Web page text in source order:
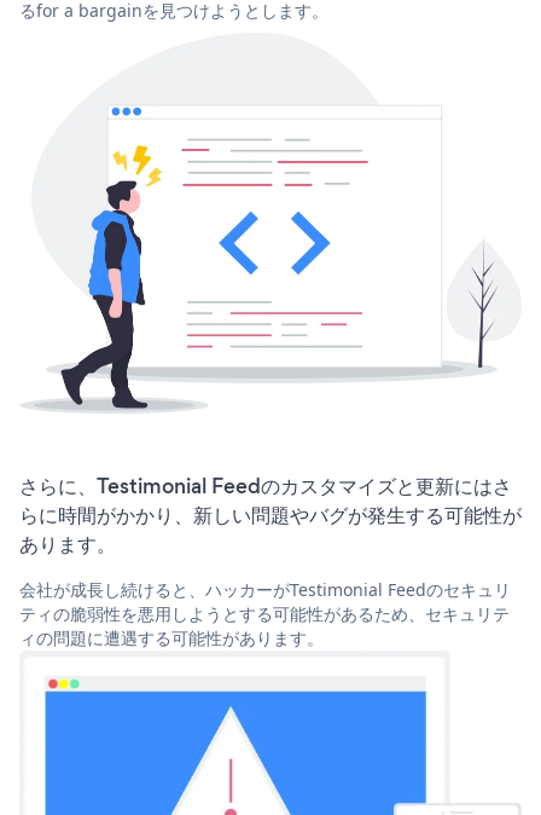
るfor a bargainを見つけようとします。
さらに、Testimonial Feedのカスタマイズと更新にはさ
らに時間がかかり、新しい問題やバグが発生する可能性が
あります。
会社が成長し続けると、ハッカーがTestimonial Feedのセキュリ
ティの脆弱性を悪用しようとする可能性があるため、セキュリテ
ィの問題に遭遇する可能性があります。